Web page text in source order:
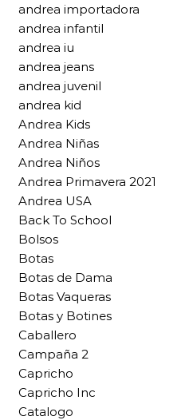
andrea importadora
andrea infantil
andrea iu
andrea jeans
andrea juvenil
andrea kid
Andrea Kids
Andrea Niñas
Andrea Niños
Andrea Primavera 2021
Andrea USA
Back To School
Bolsos
Botas
Botas de Dama
Botas Vaqueras
Botas y Botines
Caballero
Campaña 2
Capricho
Capricho Inc
Catalogo